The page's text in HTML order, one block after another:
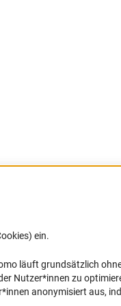
ein.
Link)
läuft grundsätzlich
Nutzer*innen zu
anonymisiert aus,